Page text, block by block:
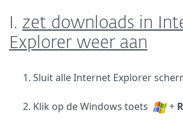
I. zet downloads in
Explorer weer aan
Sluit alle Internet Explorer
Klik op de Windows toets + R